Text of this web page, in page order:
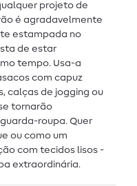
projeto de
é agradavelmente
estampada no
de estar
tempo. Usa-a
com capuz
calças de jogging ou
tornarão
roupa. Quer
ou como um
com tecidos lisos -
extraordinária.